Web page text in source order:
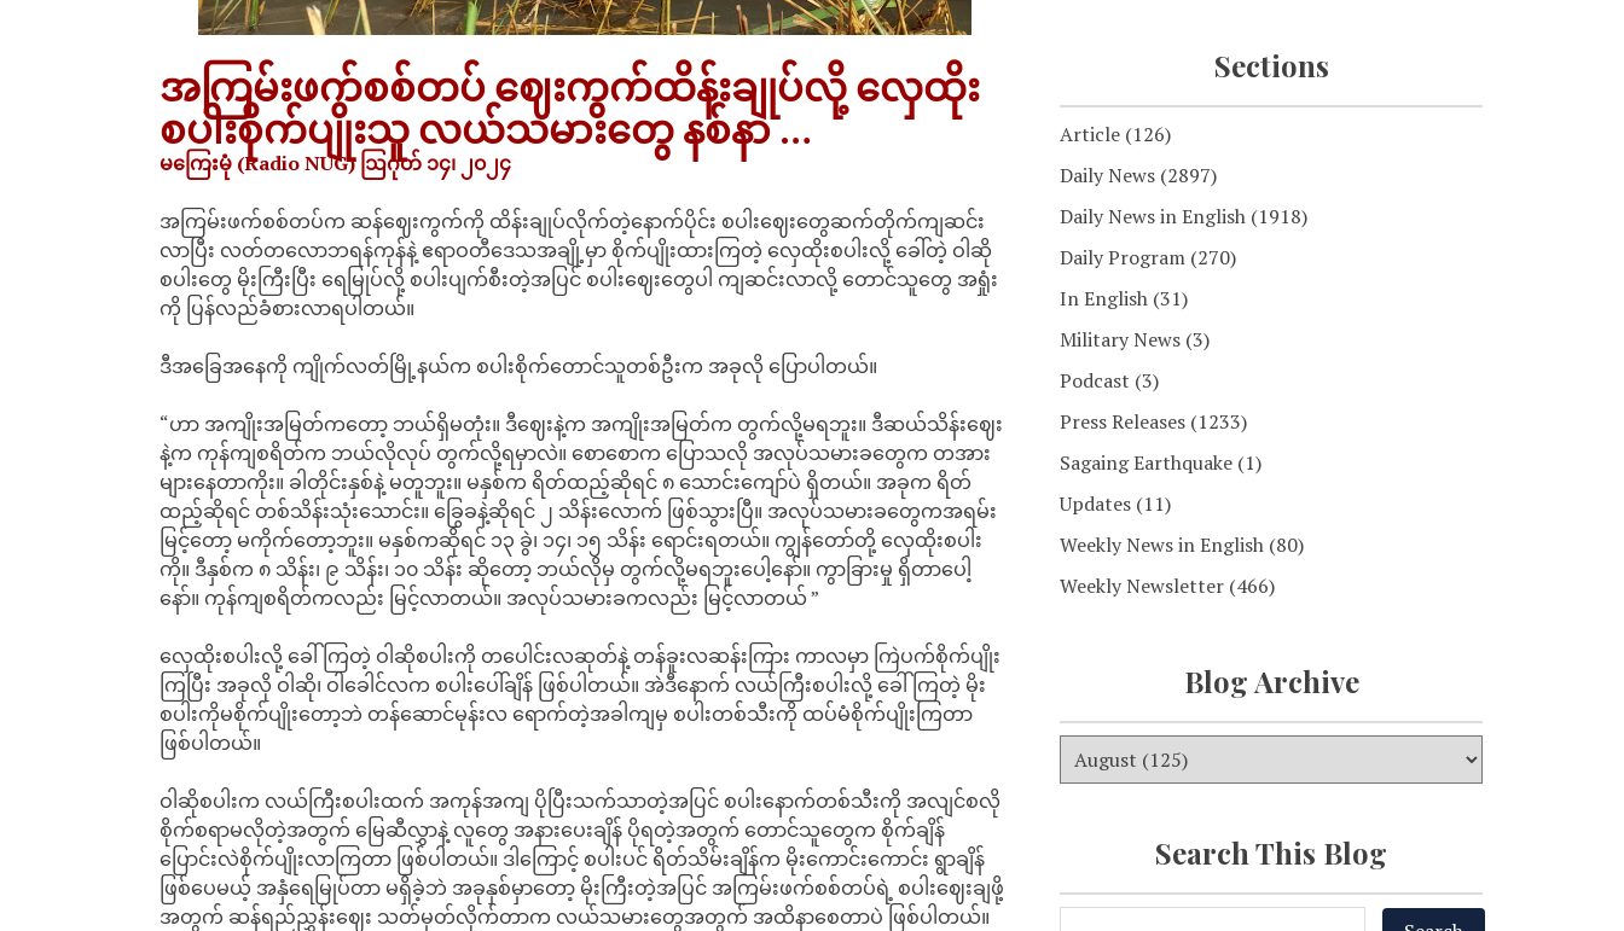
အကြမ်းဖက်စစ်တပ် ဈေးကွက်ထိန်းချုပ်လို့ လှေထိုး
စပါးစိုက်ပျိုးသူ လယ်သမားတွေ နစ်နာ …
မကြေးမုံ (Radio NUG) ဩဂုတ် ၁၄၊ ၂၀၂၄
အကြမ်းဖက်စစ်တပ်က ဆန်ဈေးကွက်ကို ထိန်းချုပ်လိုက်တဲ့နောက်ပိုင်း စပါးဈေးတွေဆက်တိုက်ကျဆင်း
လာပြီး လတ်တလောဘရန်ကုန်နဲ့ ဧရာဝတီဒေသအချို့မှာ စိုက်ပျိုးထားကြတဲ့ လှေထိုးစပါးလို့ ခေါ်တဲ့ ဝါဆို
စပါးတွေ မိုးကြီးပြီး ရေမြုပ်လို့ စပါးပျက်စီးတဲ့အပြင် စပါးဈေးတွေပါ ကျဆင်းလာလို့ တောင်သူတွေ အရှုံး
ကို ပြန်လည်ခံစားလာရပါတယ်။
ဒီအခြေအနေကို ကျိုက်လတ်မြို့နယ်က စပါးစိုက်တောင်သူတစ်ဦးက အခုလို ပြောပါတယ်။
“ဟာ အကျိုးအမြတ်ကတော့ ဘယ်ရှိမတုံး။ ဒီဈေးနဲ့က အကျိုးအမြတ်က တွက်လို့မရဘူး။ ဒီဆယ်သိန်းဈေး
နဲ့က ကုန်ကျစရိတ်က ဘယ်လိုလုပ် တွက်လို့ရမှာလဲ။ စောစောက ပြောသလို အလုပ်သမားခတွေက တအား
များနေတာကိုး။ ခါတိုင်းနှစ်နဲ့ မတူဘူး။ မနှစ်က ရိတ်ထည့်ဆိုရင် ၈ သောင်းကျော်ပဲ ရှိတယ်။ အခုက ရိတ်
ထည့်ဆိုရင် တစ်သိန်းသုံးသောင်း။ ခြွေခနဲ့ဆိုရင် ၂ သိန်းလောက် ဖြစ်သွားပြီ။ အလုပ်သမားခတွေကအရမ်း
မြင့်တော့ မကိုက်တော့ဘူး။ မနှစ်ကဆိုရင် ၁၃ ခွဲ၊ ၁၄၊ ၁၅ သိန်း ရောင်းရတယ်။ ကျွန်တော်တို့ လှေထိုးစပါး
ကို။ ဒီနှစ်က ၈ သိန်း၊ ၉ သိန်း၊ ၁၀ သိန်း ဆိုတော့ ဘယ်လိုမှ တွက်လို့မရဘူးပေါ့နော်။ ကွာခြားမှု ရှိတာပေါ့
နော်။ ကုန်ကျစရိတ်ကလည်း မြင့်လာတယ်။ အလုပ်သမားခကလည်း မြင့်လာတယ် ”
လှေထိုးစပါးလို့ ခေါ်ကြတဲ့ ဝါဆိုစပါးကို တပေါင်းလဆုတ်နဲ့ တန်ခူးလဆန်းကြား ကာလမှာ ကြဲပက်စိုက်ပျိုး
ကြပြီး အခုလို ဝါဆို၊ ဝါခေါင်လက စပါးပေါ်ချိန် ဖြစ်ပါတယ်။ အဲဒီနောက် လယ်ကြီးစပါးလို့ ခေါ်ကြတဲ့ မိုး
စပါးကိုမစိုက်ပျိုးတော့ဘဲ တန်ဆောင်မုန်းလ ရောက်တဲ့အခါကျမှ စပါးတစ်သီးကို ထပ်မံစိုက်ပျိုးကြတာ
ဖြစ်ပါတယ်။
ဝါဆိုစပါးက လယ်ကြီးစပါးထက် အကုန်အကျ ပိုပြီးသက်သာတဲ့အပြင် စပါးနောက်တစ်သီးကို အလျင်စလို
စိုက်စရာမလိုတဲ့အတွက် မြေဆီလွှာနဲ့ လူတွေ အနားပေးချိန် ပိုရတဲ့အတွက် တောင်သူတွေက စိုက်ချိန်
ပြောင်းလဲစိုက်ပျိုးလာကြတာ ဖြစ်ပါတယ်။ ဒါကြောင့် စပါးပင် ရိတ်သိမ်းချိန်က မိုးကောင်းကောင်း ရွာချိန်
ဖြစ်ပေမယ့် အနှံရေမြုပ်တာ မရှိခဲ့ဘဲ အခုနှစ်မှာတော့ မိုးကြီးတဲ့အပြင် အကြမ်းဖက်စစ်တပ်ရဲ့ စပါးဈေးချဖို့
အတွက် ဆန်ရည်ညွှန်းဈေး သတ်မှတ်လိုက်တာက လယ်သမားတွေအတွက် အထိနာစေတာပဲ ဖြစ်ပါတယ်။
Sections
Article (126)
Daily News (2897)
Daily News in English (1918)
Daily Program (270)
In English (31)
Military News (3)
Podcast (3)
Press Releases (1233)
Sagaing Earthquake (1)
Updates (11)
Weekly News in English (80)
Weekly Newsletter (466)
Blog Archive
Search This Blog